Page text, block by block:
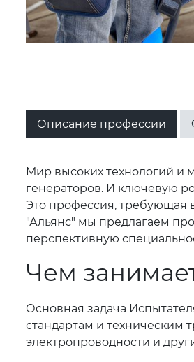
Описание профессии
Мир высоких технологий и
генераторов. И ключевую
Это профессия, требующая
"Альянс" мы предлагаем
перспективную
Чем
Основная задача
стандартам и техническим
электропроводности и